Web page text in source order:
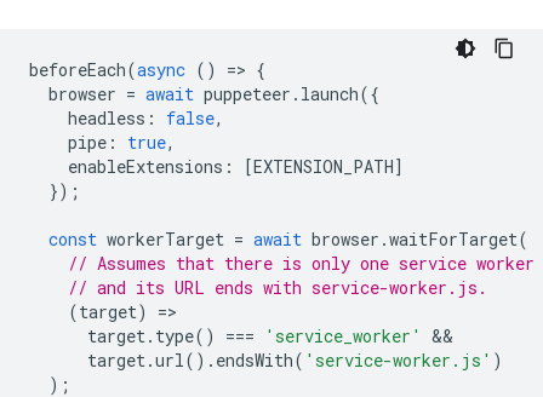
beforeEach(async () => {
browser = await puppeteer . launch({
headless : false,
pipe : true,
enableExtensions : [EXTENSION_PATH]
});
const workerTarget = await browser .waitForTarget(
// Assumes that there is only one service worker
// and its URL ends with service-worker.js.
(target) =
target. type() === 'service_worker'
target.url(). endsWith( 'service-worker.js' )
);